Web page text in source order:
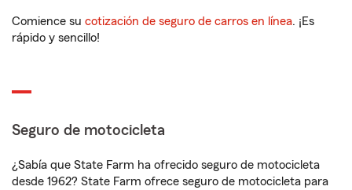
Comience su cotización de seguro de carros en línea. ¡Es
rápido y sencillo!
Seguro de motocicleta
¿Sabía que State Farm ha ofrecido seguro de motocicleta
desde 1962? State Farm ofrece seguro de motocicleta para